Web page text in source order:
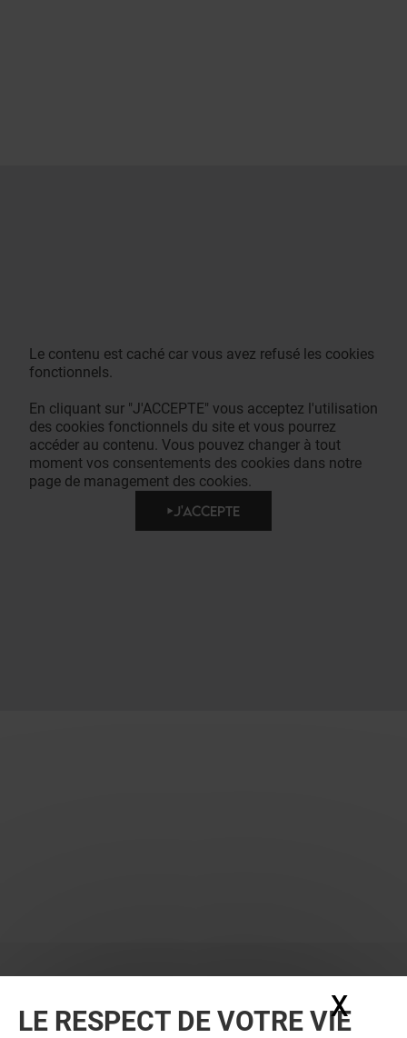
Le contenu est caché car vous avez refusé les cookies
fonctionnels.
En cliquant sur "J'ACCEPTE" vous acceptez l'utilisation
des cookies fonctionnels du site et vous pourrez
accéder au contenu. Vous pouvez changer à tout
moment vos consentements des cookies dans notre
page de management des cookies.
J'ACCEPTE
LE RESPECT DE VOTRE VIE
X